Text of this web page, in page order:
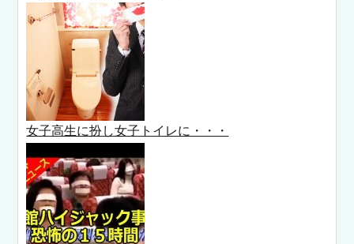
女子高生に扮し女子トイレに・・・